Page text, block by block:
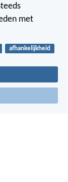
met
afhankelijkheid